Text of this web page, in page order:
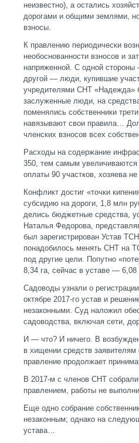
неизвестно), а остались
дорогами и общими землями,
взносы.
К правлению периодически
необоснованности взносов и
напряженной. С одной
другой — люди, купившие
учредителями СНТ «Надежда»
заслуженные люди, на
поменялись собственники
навязывают свои правила…
членских взносов всех
Расходы на содержание
350, тем самым увеличиваются
оплаты 90 участков, хозяева
Конфликт достиг «точки
субсидию на дороги, 1,8 млн
делись бюджетные средства,
Наталья Федорова,
был зарегистрирован Устав
понадобилось менять СНТ на
под другие цели. Попутно
8,34 га, сейчас в уставе — 6,08
Садоводы узнали о
октябре 2017-го устав и
незаконными. Суд наложил
садоводства, включая сети,
И — что? И ничего. В
в хищении средств заявителям
правление продолжает
В 2017-м с членов СНТ
правлением, работы не
Еще одно собрание
незаконным; однако на
устава…